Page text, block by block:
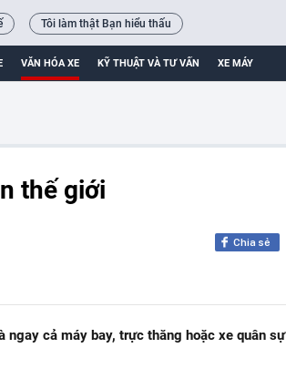
Tôi làm thật Bạn hiểu thấu
VĂN HÓA XE KỸ THUẬT VÀ TƯ VẤN XE MÁY
thế giới
Chia sẻ
cả máy bay, trực thăng hoặc xe quân sự